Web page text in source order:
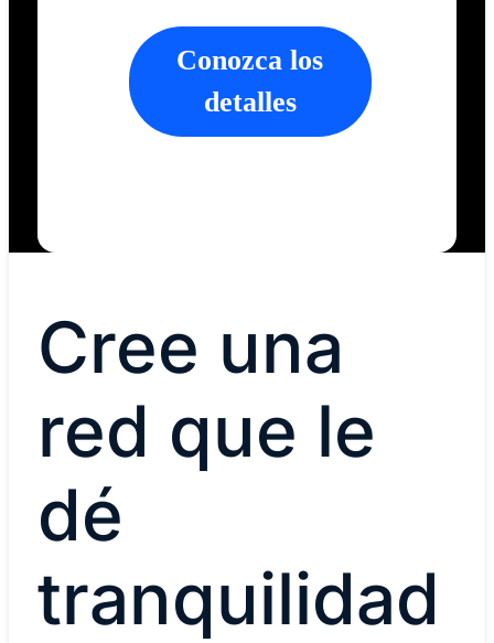
Conozca los
detalles
Cree una
red que le
dé
tranquilidad